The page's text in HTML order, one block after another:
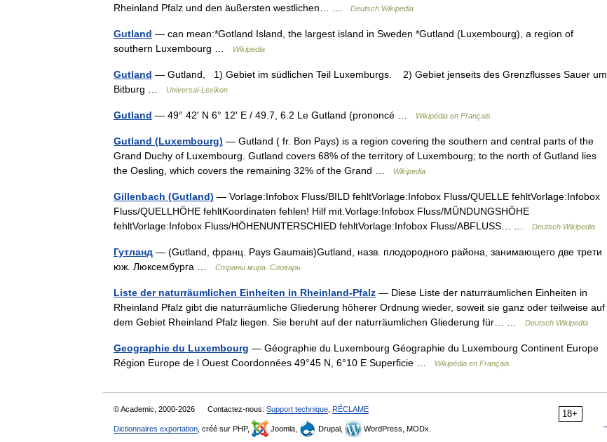
Rheinland Pfalz und den äußersten westlichen… …
Deutsch Wikipedia
Gutland — can mean:*Gotland Island, the largest island in Sweden *Gutland (Luxembourg), a region of
southern Luxembourg …
Wikipedia
Gutland — Gutland, 1) Gebiet im südlichen Teil Luxemburgs. 2) Gebiet jenseits des Grenzflusses Sauer um
Bitburg …
Universal-Lexikon
Gutland — 49° 42′ N 6° 12′ E / 49.7, 6.2 Le Gutland (prononcé … Wikipédia en Français
Gutland (Luxembourg) — Gutland ( fr. Bon Pays) is a region covering the southern and central parts of the
Grand Duchy of Luxembourg. Gutland covers 68% of the territory of Luxembourg; to the north of Gutland lies
the Oesling, which covers the remaining 32% of the Grand …
Wikipedia
Gillenbach (Gutland) — Vorlage:Infobox Fluss/BILD fehltVorlage:Infobox Fluss/QUELLE fehltVorlage:Infobox
Fluss/QUELLHÖHE fehltKoordinaten fehlen! Hilf mit.Vorlage:Infobox Fluss/MÜNDUNGSHÖHE
fehltVorlage:Infobox Fluss/HÖHENUNTERSCHIED fehltVorlage:Infobox Fluss/ABFLUSS… …
Deutsch Wikipedia
Гутланд — (Gutland, франц. Pays Gaumais)Gutland, назв. плодородного района, занимающего две трети
юж. Люксембурга …
Страны мира. Словарь
Liste der naturräumlichen Einheiten in Rheinland-Pfalz — Diese Liste der naturräumlichen Einheiten in
Rheinland Pfalz gibt die naturräumliche Gliederung höherer Ordnung wieder, soweit sie ganz oder teilweise auf
dem Gebiet Rheinland Pfalz liegen. Sie beruht auf der naturräumlichen Gliederung für… …
Deutsch Wikipedia
Geographie du Luxembourg — Géographie du Luxembourg Géographie du Luxembourg Continent Europe
Région Europe de l Ouest Coordonnées 49°45 N, 6°10 E Superficie …
Wikipédia en Français
18+
© Academic, 2000-2026 Contactez-nous: Support technique RÉCLAME
Dictionnaires exportation , créé sur PHP, Joomla, Drupal, WordPress, MODx.